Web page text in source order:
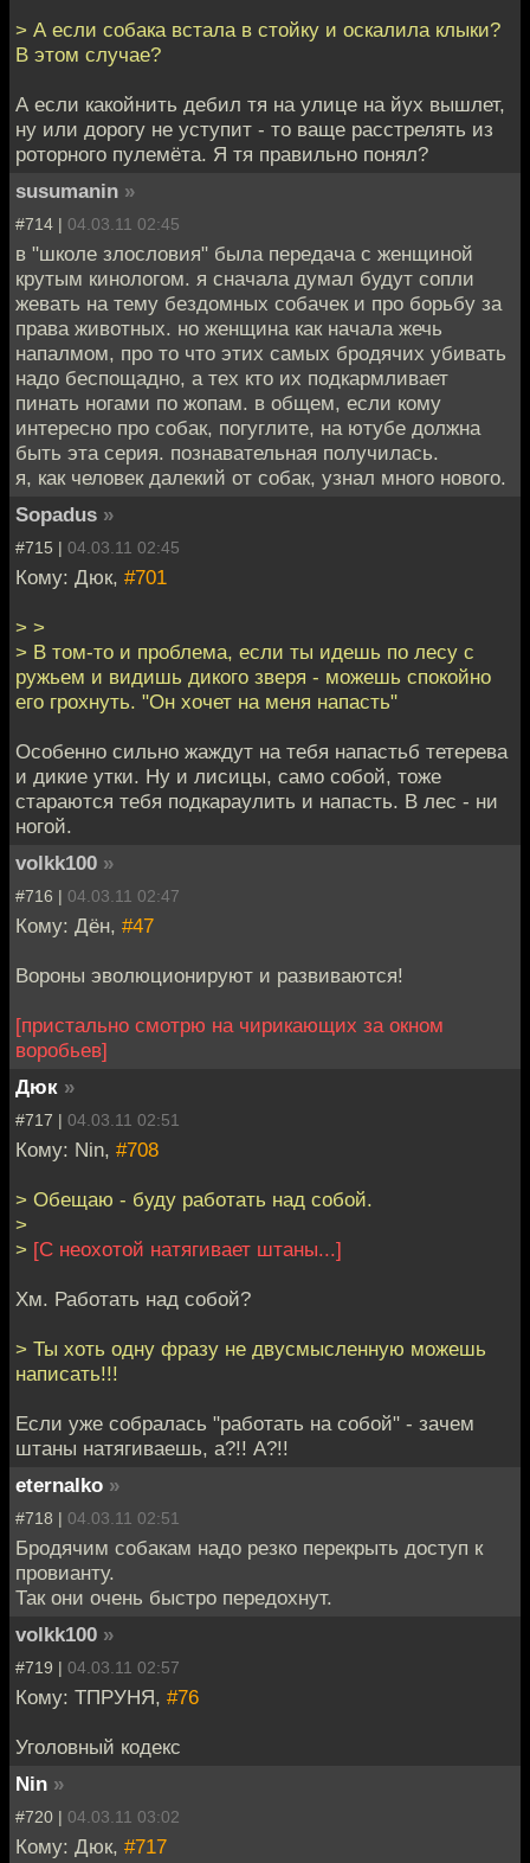
> А если собака встала в стойку и оскалила клыки?
В этом случае?
А если какойнить дебил тя на улице на йух вышлет,
ну или дорогу не уступит - то ваще расстрелять из
роторного пулемёта. Я тя правильно понял?
susumanin »
#714 | 04.03.11 02:45
в "школе злословия" была передача с женщиной
крутым кинологом. я сначала думал будут сопли
жевать на тему бездомных собачек и про борьбу за
права животных. но женщина как начала жечь
напалмом, про то что этих самых бродячих убивать
надо беспощадно, а тех кто их подкармливает
пинать ногами по жопам. в общем, если кому
интересно про собак, погуглите, на ютубе должна
быть эта серия. познавательная получилась.
я, как человек далекий от собак, узнал много нового.
Sopadus »
#715 | 04.03.11 02:45
Кому: Дюк, #701
> >
> В том-то и проблема, если ты идешь по лесу с
ружьем и видишь дикого зверя - можешь спокойно
его грохнуть. "Он хочет на меня напасть"
Особенно сильно жаждут на тебя напастьб тетерева
и дикие утки. Ну и лисицы, само собой, тоже
стараются тебя подкараулить и напасть. В лес - ни
ногой.
volkk100 »
#716 | 04.03.11 02:47
Кому: Дён, #47
Вороны эволюционируют и развиваются!
[пристально смотрю на чирикающих за окном
воробьев]
Дюк »
#717 | 04.03.11 02:51
Кому: Nin, #708
> Обещаю - буду работать над собой.
>
> [С неохотой натягивает штаны...]
Хм. Работать над собой?
> Ты хоть одну фразу не двусмысленную можешь
написать!!!
Если уже собралась "работать на собой" - зачем
штаны натягиваешь, а?!! А?!!
eternalko »
#718 | 04.03.11 02:51
Бродячим собакам надо резко перекрыть доступ к
провианту.
Так они очень быстро передохнут.
volkk100 »
#719 | 04.03.11 02:57
Кому: ТПРУНЯ, #76
Уголовный кодекс
Nin »
#720 | 04.03.11 03:02
Кому: Дюк, #717